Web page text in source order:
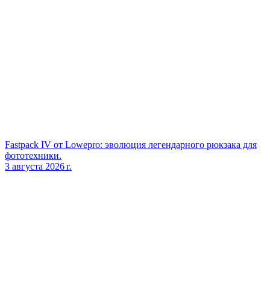
Fastpack IV от Lowepro: эволюция легендарного рюкзака для
фототехники.
3 августа 2026 г.